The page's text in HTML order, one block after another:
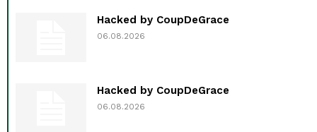
Hacked by CoupDeGrace
06.08.2026
Hacked by CoupDeGrace
06.08.2026